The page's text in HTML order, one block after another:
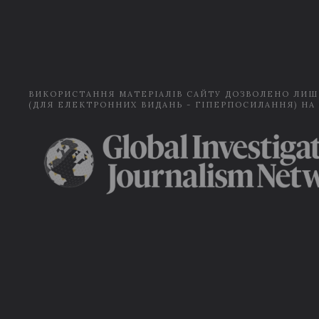
ВИКОРИСТАННЯ МАТЕРІАЛІВ САЙТУ ДОЗВОЛЕНО
(ДЛЯ ЕЛЕКТРОННИХ ВИДАНЬ - ГІПЕРПОСИЛАННЯ) НА